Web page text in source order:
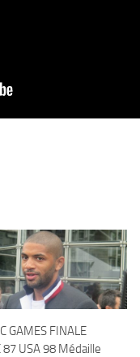
GAMES FINALE
87 USA 98 Médaille